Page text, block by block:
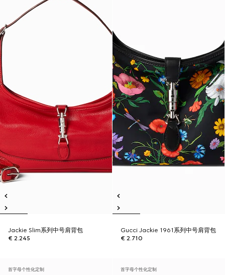
Jackie Slim系列中号肩背包
€ 2.245
Gucci Jackie 1961系列中号肩背包
€ 2.710
首字母个性化定制 首字母个性化定制